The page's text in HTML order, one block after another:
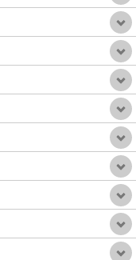
トアップ300Kg牽引力1.5ton